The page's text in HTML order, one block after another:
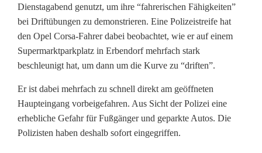
f
t
ü
u
n
Dienstagabend genutzt, um ihre “fahrerischen Fähigkeiten”
bei Driftübungen zu demonstrieren. Eine Polizeistreife hat
den Opel Corsa-Fahrer dabei beobachtet, wie er auf einem
Supermarktparkplatz in Erbendorf mehrfach stark
beschleunigt hat, um dann um die Kurve zu “driften”.
Er ist dabei mehrfach zu schnell direkt am geöffneten
Haupteingang vorbeigefahren. Aus Sicht der Polizei eine
erhebliche Gefahr für Fußgänger und geparkte Autos. Die
Polizisten haben deshalb sofort eingegriffen.